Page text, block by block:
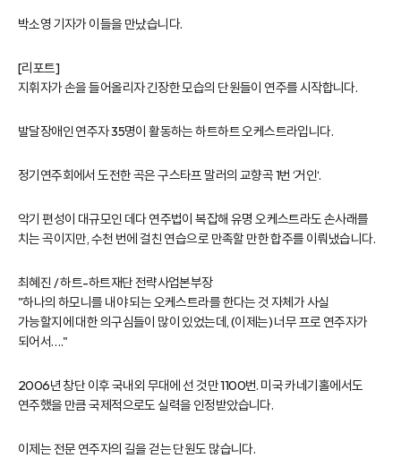
박소영 기자가 이들을 만났습니다.
[리포트]
지휘자가 손을 들어올리자 긴장한 모습의 단원들이 연주를 시작합니다.
발달장애인 연주자 35명이 활동하는 하트하트 오케스트라입니다.
정기연주회에서 도전한 곡은 구스타프 말러의 교향곡 1번 ‘거인‘.
악기 편성이 대규모인 데다 연주법이 복잡해 유명 오케스트라도 손사래를
치는 곡이지만, 수천 번에 걸친 연습으로 만족할 만한 합주를 이뤄냈습니다.
최혜진 / 하트-하트재단 전략사업본부장
"하나의 하모니를 내야 되는 오케스트라를 한다는 것 자체가 사실
가능할지에 대한 의구심들이 많이 있었는데, (이제는) 너무 프로 연주자가
되어서…."
2006년 창단 이후 국내외 무대에 선 것만 1100번. 미국 카네기홀에서도
연주했을 만큼 국제적으로도 실력을 인정받았습니다.
이제는 전문 연주자의 길을 걷는 단원도 많습니다.